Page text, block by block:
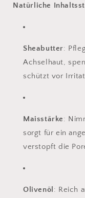
Natürliche
Sheabutter:
Achselhaut,
schützt vor
Maisstärke:
sorgt für ein
verstopft die
Olivenöl : Reich